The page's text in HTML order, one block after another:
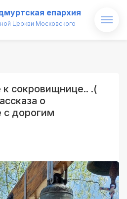
епархия
Церкви Московского
сокровищнице.. .(
о
с дорогим